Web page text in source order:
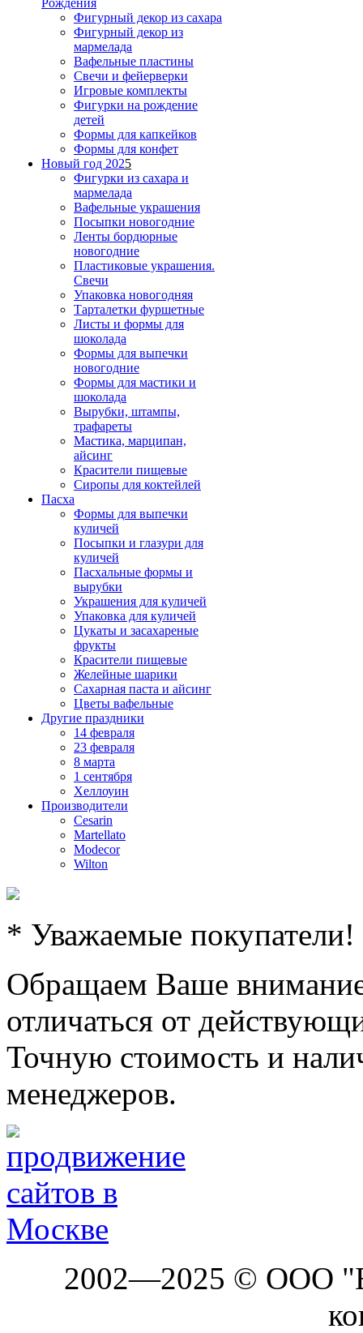
Фигурный декор из сахара
Фигурный декор из
мармелада
Вафельные пластины
Свечи и фейерверки
Игровые комплекты
Фигурки на рождение
детей
Формы для капкейков
Формы для конфет
Новый год 2025
Фигурки из сахара и
мармелада
Вафельные украшения
Посыпки новогодние
Ленты бордюрные
новогодние
Пластиковые украшения.
Свечи
Упаковка новогодняя
Тарталетки фуршетные
Листы и формы для
шоколада
Формы для выпечки
новогодние
Формы для мастики и
шоколада
Вырубки, штампы,
трафареты
Мастика, марципан,
айсинг
Красители пищевые
Сиропы для коктейлей
Пасха
Формы для выпечки
куличей
Посыпки и глазури для
куличей
Пасхальные формы и
вырубки
Украшения для куличей
Упаковка для куличей
Цукаты и засахареные
фрукты
Красители пищевые
Желейные шарики
Сахарная паста и айсинг
Цветы вафельные
Другие праздники
14 февраля
23 февраля
8 марта
1 сентября
Хеллоуин
Производители
Cesarin
Martellato
Modecor
Wilton
* Уважаемые покупатели!
Обращаем Ваше
отличаться от
Точную стоимость и
менеджеров.
2002—2025 © ООО